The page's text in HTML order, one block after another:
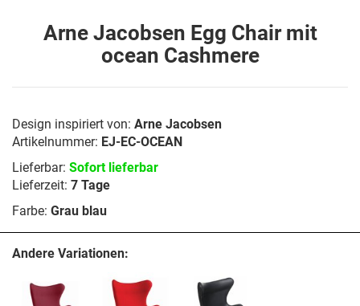
Arne Jacobsen Egg Chair mit
ocean Cashmere
Design inspiriert von: Arne Jacobsen
Artikelnummer: EJ-EC-OCEAN
Lieferbar: Sofort lieferbar
Lieferzeit: 7 Tage
Farbe: Grau blau
Andere Variationen: